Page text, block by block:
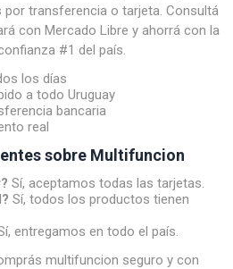
transferencia o tarjeta. Consultá
con Mercado Libre y ahorrá con la
#1 del país.
los días
a todo Uruguay
bancaria
real
sobre Multifuncion
Sí, aceptamos todas las tarjetas.
Sí, todos los productos tienen
entregamos en todo el país.
multifuncion seguro y con